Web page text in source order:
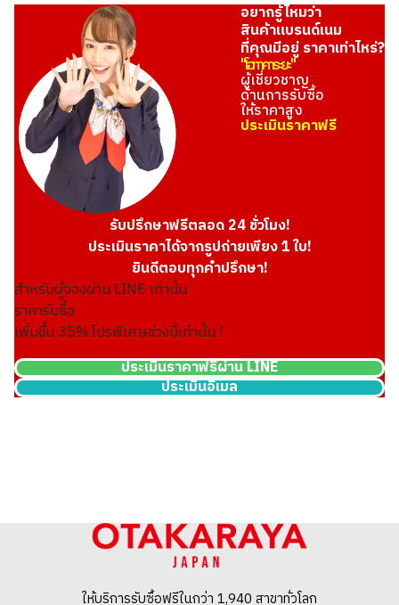
John Lobb CHAPEL Double Monk
อยากรู้ไหมว่า
สินค้าแบรนด์เนม
ที่คุณมีอยู่ ราคาเท่าไหร่?
"โอทาคาระยะ"
ผู้เชี่ยวชาญ
ด้านการรับซื้อ
ให้ราคาสูง
ประเมินราคาฟรี
รับปรึกษาฟรีตลอด 24 ชั่วโมง!
ประเมินราคาได้จากรูปถ่ายเพียง 1 ใบ!
ยินดีตอบทุกคำปรึกษา!
สำหรับผู้จองผ่าน LINE เท่านั้น
ราคารับซื้อ
เพิ่มขึ้น35% โปรพิเศษช่วงนี้เท่านั้น !
ประเมินราคาฟรีผ่าน LINE
ประเมินอีเมล
ให้บริการรับซื้อฟรีในกว่า 1,940 สาขาทั่วโลก